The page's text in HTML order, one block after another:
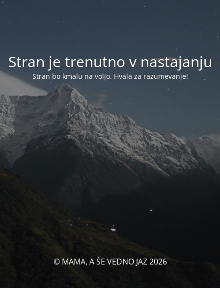
Stran je trenutno v nastajanju
Stran bo kmalu na voljo. Hvala za razumevanje!
© MAMA, A ŠE VEDNO JAZ 2026